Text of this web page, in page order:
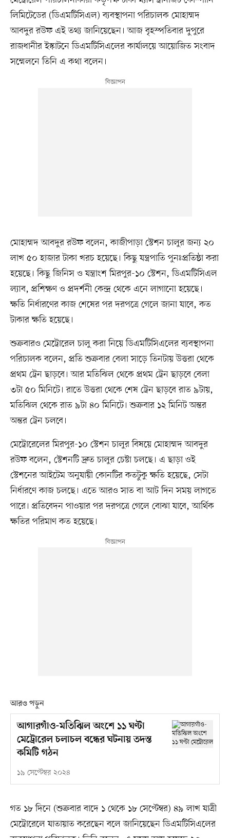
লিমিটেডের (ডিএমটিসিএল) ব্যবস্থাপনা পরিচালক মোহাম্মদ
আবদুর রউফ এই তথ্য জানিয়েছেন। আজ বৃহস্পতিবার দুপুরে
রাজধানীর ইস্কাটনে ডিএমটিসিএলের কার্যালয়ে আয়োজিত সংবাদ
সম্মেলনে তিনি এ কথা বলেন।
মোহাম্মদ আবদুর রউফ বলেন, কাজীপাড়া স্টেশন চালুর জন্য ২০
লাখ ৫০ হাজার টাকা খরচ হয়েছে। কিছু যন্ত্রপাতি পুনঃপ্রতিষ্ঠা করা
হয়েছে। কিছু জিনিস ও যন্ত্রাংশ মিরপুর-১০ স্টেশন, ডিএমটিসিএল
ল্যাব, প্রশিক্ষণ ও প্রদর্শনী কেন্দ্র থেকে এনে লাগানো হয়েছে।
ক্ষতি নির্ধারণের কাজ শেষের পর দরপত্রে গেলে জানা যাবে, কত
টাকার ক্ষতি হয়েছে।
শুক্রবারও মেট্রোরেল চালু করা নিয়ে ডিএমটিসিএলের ব্যবস্থাপনা
পরিচালক বলেন, প্রতি শুক্রবার বেলা সাড়ে তিনটায় উত্তরা থেকে
প্রথম ট্রেন ছাড়বে। আর মতিঝিল থেকে প্রথম ট্রেন ছাড়বে বেলা
৩টা ৫০ মিনিটে। রাতে উত্তরা থেকে শেষ ট্রেন ছাড়বে রাত ৯টায়,
মতিঝিল থেকে রাত ৯টা ৪০ মিনিটে। শুক্রবার ১২ মিনিট অন্তর
অন্তর ট্রেন চলবে।
মেট্রোরেলের মিরপুর-১০ স্টেশন চালুর বিষয়ে মোহাম্মদ আবদুর
রউফ বলেন, স্টেশনটি দ্রুত চালুর চেষ্টা চলছে। এ ছাড়া ওই
স্টেশনের আইটেম অনুযায়ী কোনটির কতটুকু ক্ষতি হয়েছে, সেটা
নির্ধারণে কাজ চলছে। এতে আরও সাত বা আট দিন সময় লাগতে
পারে। প্রতিবেদন পাওয়ার পর দরপত্রে গেলে বোঝা যাবে, আর্থিক
ক্ষতির পরিমাণ কত হয়েছে।
আরও পড়ুন
আগারগাঁও-মতিঝিল অংশে ১১ ঘণ্টা
মেট্রোরেল চলাচল বন্ধের ঘটনায় তদন্ত
কমিটি গঠন
১৯ সেপ্টেম্বর ২০২৪
গত ১৮ দিনে (শুক্রবার বাদে ১ থেকে ১৮ সেপ্টেম্বর) ৪৯ লাখ যাত্রী
মেট্রোরেলে যাতায়াত করেছেন বলে জানিয়েছেন ডিএমটিসিএলের